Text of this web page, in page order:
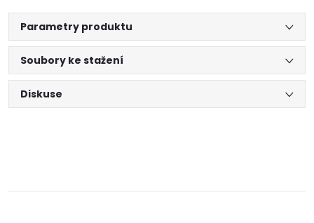
Parametry produktu
Soubory ke stažení
Diskuse